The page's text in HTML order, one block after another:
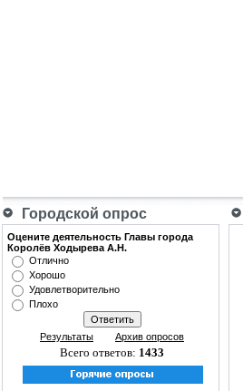
Городской опрос
Оцените деятельность Главы города
Королёв Ходырева А.Н.
Отлично
Хорошо
Удовлетворительно
Плохо
Результаты Архив опросов
Всего ответов: 1433